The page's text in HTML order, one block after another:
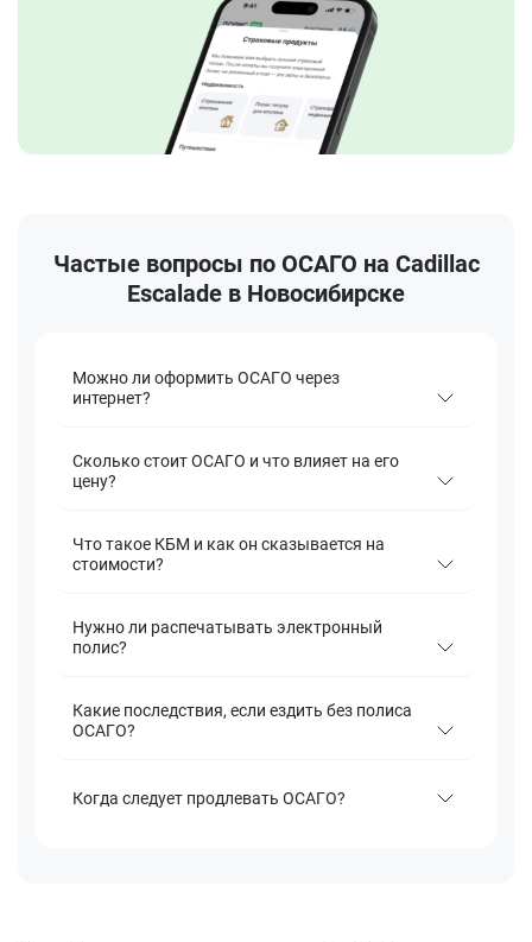
Частые вопросы по ОСАГО на Cadillac
Escalade в Новосибирске
Можно ли оформить ОСАГО через
интернет?
Сколько стоит ОСАГО и что влияет на его
цену?
Что такое КБМ и как он сказывается на
стоимости?
Нужно ли распечатывать электронный
полис?
Какие последствия, если ездить без полиса
ОСАГО?
Когда следует продлевать ОСАГО?